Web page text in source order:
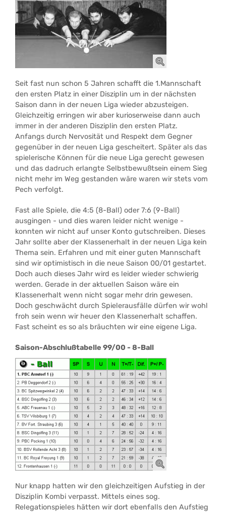
Seit fast nun schon 5 Jahren schafft die 1.Mannschaft
den ersten Platz in einer Disziplin um in der nächsten
Saison dann in der neuen Liga wieder abzusteigen.
Gleichzeitig erringen wir aber kurioserweise dann auch
immer in der anderen Disziplin den ersten Platz.
Anfangs durch Nervosität und Respekt dem Gegner
gegenüber in der neuen Liga gescheitert. Später als das
spielerische Können für die neue Liga gerecht gewesen
und das dadruch erlangte Selbstbewußtsein einem Sieg
nicht mehr im Weg gestanden wäre waren wir stets vom
Pech verfolgt.
Fast alle Spiele, die 4:5 (8-Ball) oder 7:6 (9-Ball)
ausgingen - und dies waren leider nicht wenige -
konnten wir nicht auf unser Konto gutschreiben. Dieses
Jahr sollte aber der Klassenerhalt in der neuen Liga kein
Thema sein. Erfahren und mit einer guten Mannschaft
sind wir optimistisch in die neue Saison 00/01 gestartet.
Doch auch dieses Jahr wird es leider wieder schwierig
werden. Gerade in der aktuellen Saison wäre ein
Klassenerhalt wenn nicht sogar mehr drin gewesen.
Doch geschwächt durch Spielerausfälle dürfen wir wohl
froh sein wenn wir heuer den Klassenerhalt schaffen.
Fast scheint es so als bräuchten wir eine eigene Liga.
Saison-Abschlußtabelle 99/00 - 8-Ball
Nur knapp hatten wir den gleichzeitigen Aufstieg in der
Disziplin Kombi verpasst. Mittels eines sog.
Relegationspieles hätten wir dort ebenfalls den Aufstieg